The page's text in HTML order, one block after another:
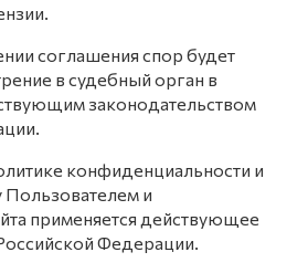
соглашения спор будет
в судебный орган в
законодательством
конфиденциальности и
и
применяется действующее
Федерации.